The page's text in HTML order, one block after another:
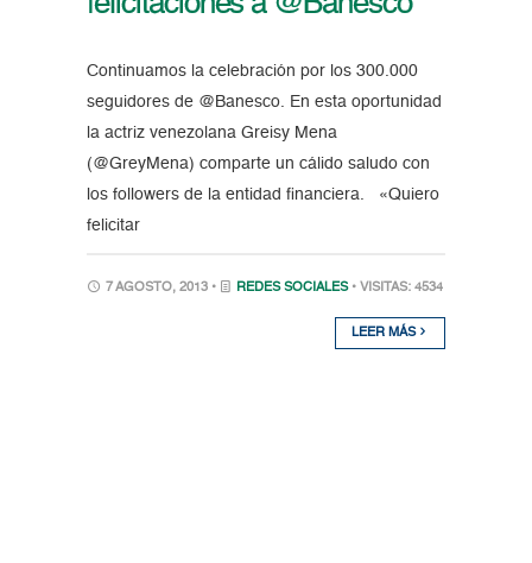
Continuamos la celebración por los 300.000
seguidores de @Banesco. En esta oportunidad
la actriz venezolana Greisy Mena
(@GreyMena) comparte un cálido saludo con
los followers de la entidad financiera. «Quiero
felicitar
7 AGOSTO, 2013 • REDES SOCIALES • VISITAS: 4534
LEER MÁS